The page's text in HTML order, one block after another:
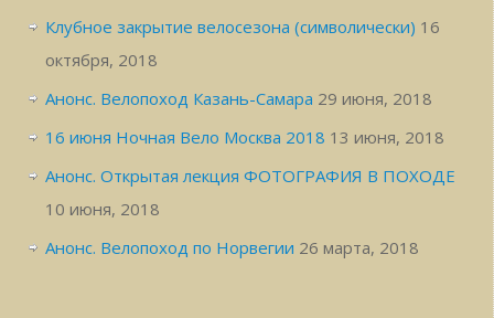
Клубное закрытие велосезона (символически) 16
октября, 2018
Анонс. Велопоход Казань-Самара 29 июня, 2018
16 июня Ночная Вело Москва 2018 13 июня, 2018
Анонс. Открытая лекция ФОТОГРАФИЯ В ПОХОДЕ
10 июня, 2018
Анонс. Велопоход по Норвегии 26 марта, 2018